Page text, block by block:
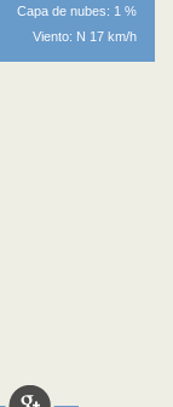
Capa de nubes: 1 %
Viento: N 17 km/h